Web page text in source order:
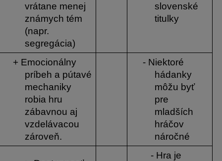
vrátane menej
známych tém
(napr.
segregácia)
slovenské
titulky
+ Emocionálny
príbeh a pútavé
mechaniky
robia hru
zábavnou aj
vzdelávacou
zároveň.
- Niektoré
hádanky
môžu byť
pre
mladších
hráčov
náročné
- Hra je